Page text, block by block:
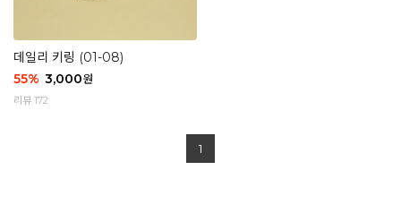
데일리 키링 (01-08)
55% 3,000원
리뷰 172
1